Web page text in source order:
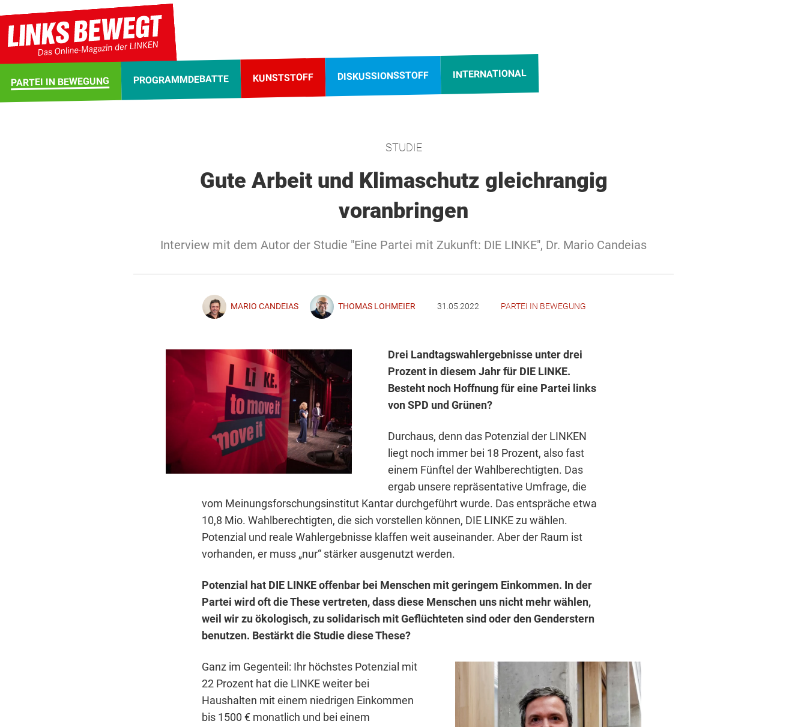
PARTEI IN BEWEGUNG PROGRAMMDEBATTE KUNSTSTOFF DISKUSSIONSSTOFF INTERNATIONAL
STUDIE
Gute Arbeit und Klimaschutz gleichrangig
voranbringen
Interview mit dem Autor der Studie "Eine Partei mit Zukunft: DIE LINKE", Dr. Mario Candeias
MARIO CANDEIAS THOMAS LOHMEIER 31.05.2022 PARTEI IN BEWEGUNG
Drei Landtagswahlergebnisse unter drei
Prozent in diesem Jahr für DIE LINKE.
Besteht noch Hoffnung für eine Partei links
von SPD und Grünen?
Durchaus, denn das Potenzial der LINKEN
liegt noch immer bei 18 Prozent, also fast
einem Fünftel der Wahlberechtigten. Das
ergab unsere repräsentative Umfrage, die
vom Meinungsforschungsinstitut Kantar durchgeführt wurde. Das entspräche etwa
10,8 Mio. Wahlberechtigten, die sich vorstellen können, DIE LINKE zu wählen.
Potenzial und reale Wahlergebnisse klaffen weit auseinander. Aber der Raum ist
vorhanden, er muss „nur“ stärker ausgenutzt werden.
Potenzial hat DIE LINKE offenbar bei Menschen mit geringem Einkommen. In der
Partei wird oft die These vertreten, dass diese Menschen uns nicht mehr wählen,
weil wir zu ökologisch, zu solidarisch mit Geflüchteten sind oder den Genderstern
benutzen. Bestärkt die Studie diese These?
Ganz im Gegenteil: Ihr höchstes Potenzial mit
22 Prozent hat die LINKE weiter bei
Haushalten mit einem niedrigen Einkommen
bis 1500 € monatlich und bei einem